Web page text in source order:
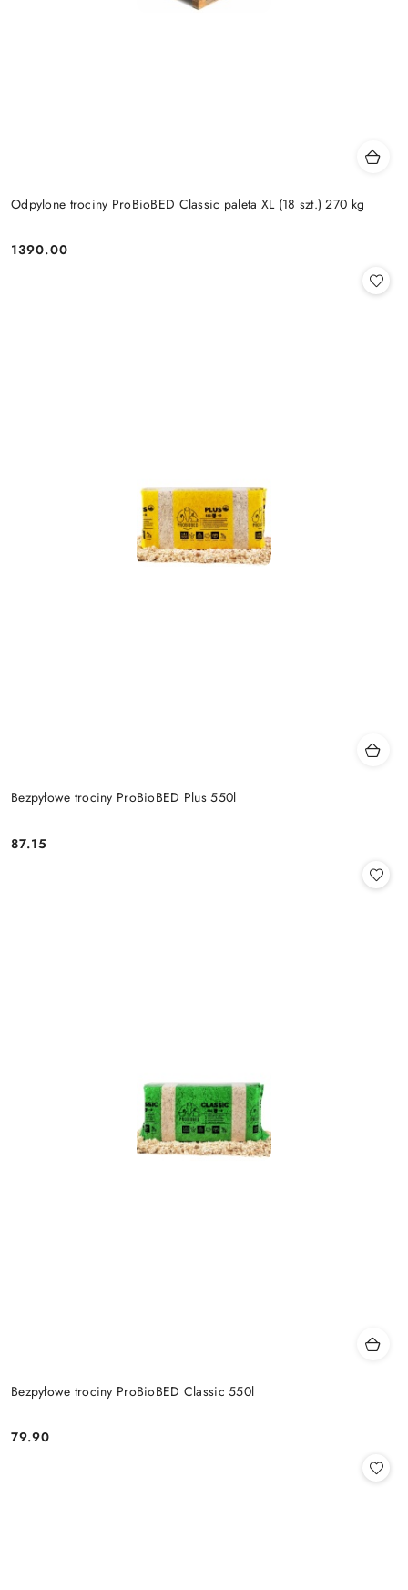
Odpylone trociny ProBioBED Classic paleta XL (18 szt.) 270 kg
Cena:
1390.00
Bezpyłowe trociny ProBioBED Plus 550l
Cena:
87.15
Bezpyłowe trociny ProBioBED Classic 550l
Cena:
79.90